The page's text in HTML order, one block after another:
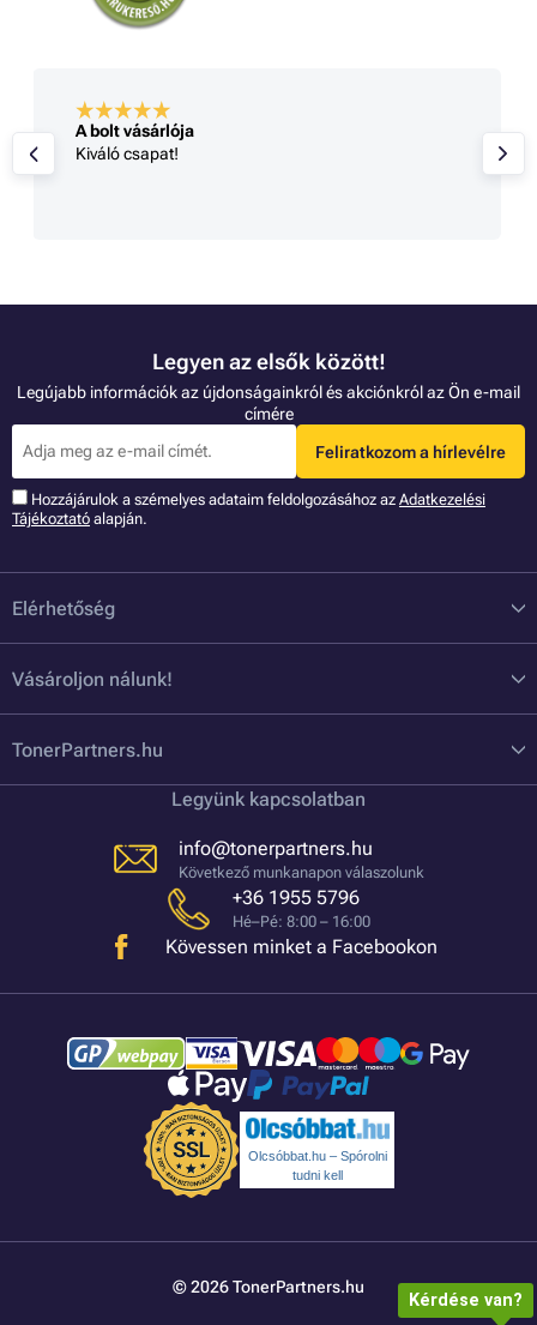
A bolt vásárlója
Kiváló csapat!
Legyen az elsők között!
Legújabb információk az újdonságainkról és akciónkról az Ön e-mail
címére
Feliratkozom a hírlevélre
Hozzájárulok a szémelyes adataim feldolgozásához az Adatkezelési
Tájékoztató alapján.
Elérhetőség
Vásároljon nálunk!
TonerPartners.hu
Legyünk kapcsolatban
info@tonerpartners.hu
Következő munkanapon válaszolunk
+36 1955 5796
Hé–Pé: 8:00 – 16:00
Kövessen minket a Facebookon
Olcsóbbat.hu – Spórolni
tudni kell
© 2026 TonerPartners.hu
Kérdése van?